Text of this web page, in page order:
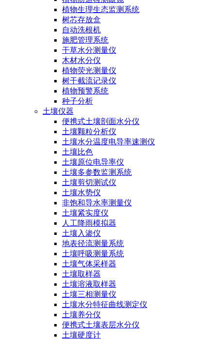
植物生理生态监测系统
树芯存放盒
自动洗根机
施肥管理系统
干草水分测量仪
木材水分仪
植物荧光测量仪
树干截流记录仪
植物预警系统
种子分析
土壤仪器
便携式土壤剖面水分仪
土壤颗粒分析仪
土壤水分温度电导率速测仪
土壤比色
土壤原位电导率仪
土壤多参数监测系统
土壤剪切测试仪
土壤水势仪
非饱和导水率测量仪
土壤紧实度仪
人工降雨模拟器
土壤入渗仪
地表径流测量系统
土壤呼吸测量系统
土壤气体采样器
土壤取样器
土壤溶液取样器
土壤三相测量仪
土壤水分特征曲线测定仪
土壤养分仪
便携式土壤表层水分仪
土壤硬度计